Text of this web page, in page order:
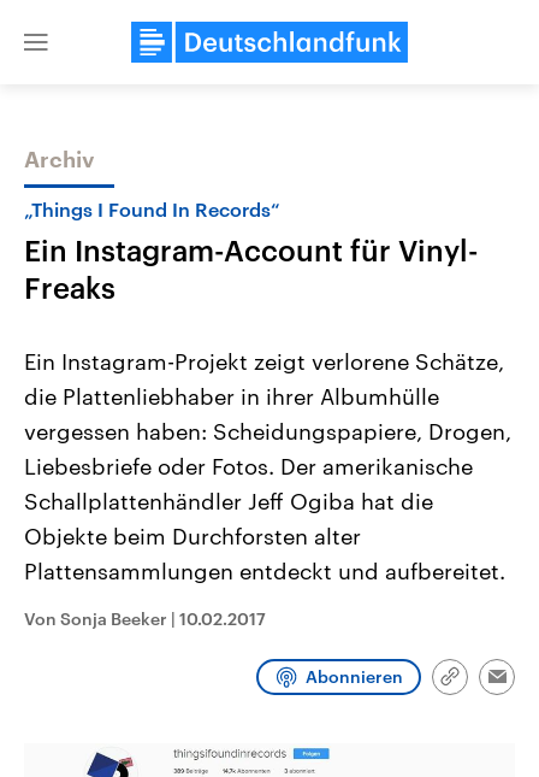
Close
Themen
Aktuelle Beiträge, Analysen und
Hintergründe
Wirtschaftlich und militärisch
gehören die Vereinigten Staaten zu
den mächtigsten Ländern der Erde,
mit großem Einfluss auf das
aktuelle Weltgeschehen.
Nahostkonflikt
Aktuelle Lage und
Der Überfall der
Terrororganisation Hamas
Oktober 2023 auf Israel
Region wieder die Gewalt
Israel möchte die Hamas
Libanon vom Iran
Sendungen Programm
Archiv
„Things I Found In Records“
Ein Instagram-Account für Vinyl-
Freaks
Ein Instagram-Projekt zeigt verlorene Schätze,
die Plattenliebhaber in ihrer Albumhülle
vergessen haben: Scheidungspapiere, Drogen,
Liebesbriefe oder Fotos. Der amerikanische
Schallplattenhändler Jeff Ogiba hat die
Objekte beim Durchforsten alter
Plattensammlungen entdeckt und aufbereitet.
Von Sonja Beeker | 10.02.2017
Abonnieren
Link